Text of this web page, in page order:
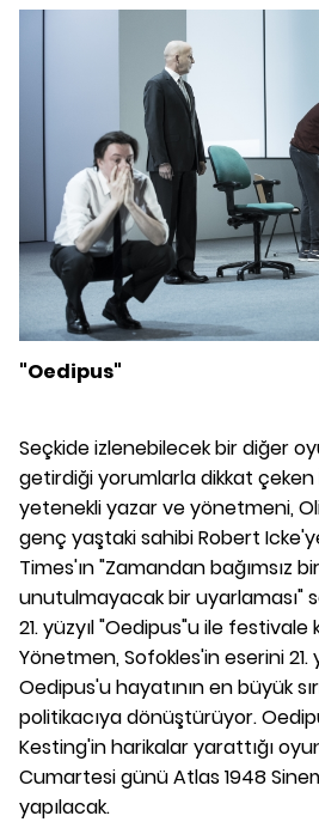
"Oedipus"
Seçkide izlenebilecek bir diğer
getirdiği yorumlarla dikkat
yetenekli yazar ve yönetmeni,
genç yaştaki sahibi Robert
Times'ın "Zamandan bağımsız
unutulmayacak bir uyarlaması"
21. yüzyıl "Oedipus"u ile festivale
Yönetmen, Sofokles'in eserini 21.
Oedipus'u hayatının en büyük
politikacıya dönüştürüyor.
Kesting'in harikalar yarattığı
Cumartesi günü Atlas 1948
yapılacak.